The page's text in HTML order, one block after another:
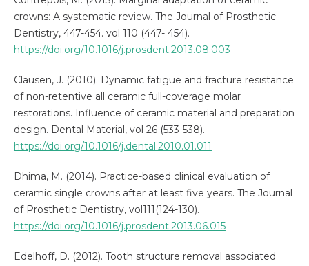
crowns: A systematic review. The Journal of Prosthetic
Dentistry, 447-454. vol 110 (447- 454).
https://doi.org/10.1016/j.prosdent.2013.08.003
Clausen, J. (2010). Dynamic fatigue and fracture resistance
of non-retentive all ceramic full-coverage molar
restorations. Influence of ceramic material and preparation
design. Dental Material, vol 26 (533-538).
https://doi.org/10.1016/j.dental.2010.01.011
Dhima, M. (2014). Practice-based clinical evaluation of
ceramic single crowns after at least five years. The Journal
of Prosthetic Dentistry, vol111(124-130).
https://doi.org/10.1016/j.prosdent.2013.06.015
Edelhoff, D. (2012). Tooth structure removal associated